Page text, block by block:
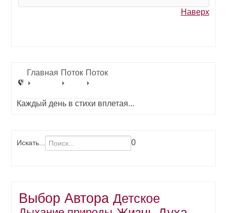
Наверх
Главная Поток Поток
Каждый день в стихи вплетая...
Искать... 0
Выбор Автора Детское